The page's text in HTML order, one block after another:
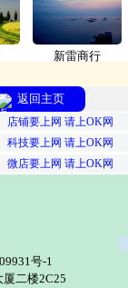
新雷商行
返回主页
店铺要上网 请上OK网
科技要上网 请上OK网
微店要上网 请上OK网
号-1
二楼2C25